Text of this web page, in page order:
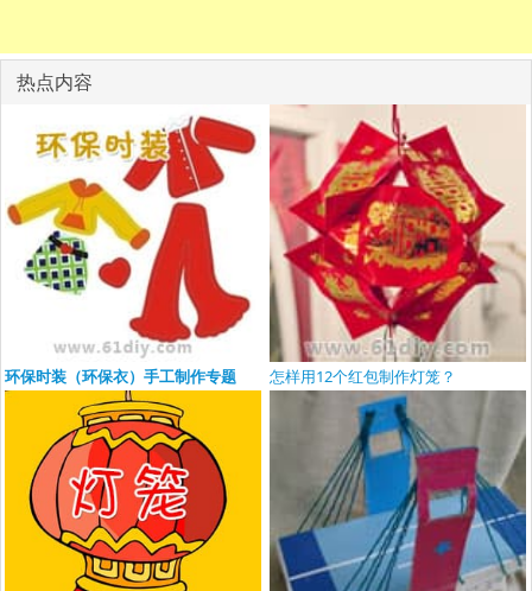
热点内容
环保时装（环保衣）手工制作专题 怎样用12个红包制作灯笼？